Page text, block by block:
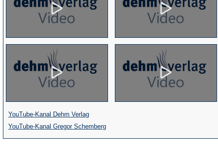
YouTube-Kanal Dehm Verlag(Öffnet
in
einem
YouTube-Kanal Gregor Schemberg(Öffnet
in